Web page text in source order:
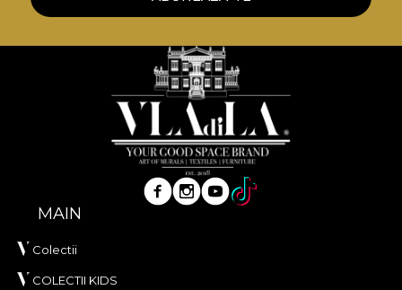
ating firul crud al ierbii, mangaiate, la randul lor, de
si cantand doine apuse. Poate gustul copt de
strugure ce plesneste intre buze. Sau mustul cel
tomnatic ce se toarna in cupe la un praznic
Romanul se intampla unde este natura, unde este
*Din dragostea si respectul fata de natura, toate
MAIN
Colectii
COLECTII KIDS